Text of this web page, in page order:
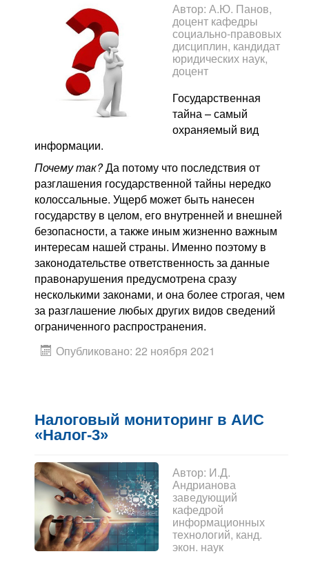
Автор: А.Ю. Панов,
доцент кафедры
социально-правовых
дисциплин, кандидат
юридических наук,
доцент
Государственная
тайна – самый
охраняемый вид
информации.
Почему так?Да потому что последствия от
разглашения государственной тайны нередко
колоссальные. Ущерб может быть нанесен
государству в целом, его внутренней и внешней
безопасности, а также иным жизненно важным
интересам нашей страны. Именно поэтому в
законодательстве ответственность за данные
правонарушения предусмотрена сразу
несколькими законами, и она более строгая, чем
за разглашение любых других видов сведений
ограниченного распространения.
Опубликовано: 22 ноября 2021
Налоговый мониторинг в АИС
«Налог-3»
Автор: И.Д.
Андрианова
заведующий
кафедрой
информационных
технологий, канд.
экон. наук